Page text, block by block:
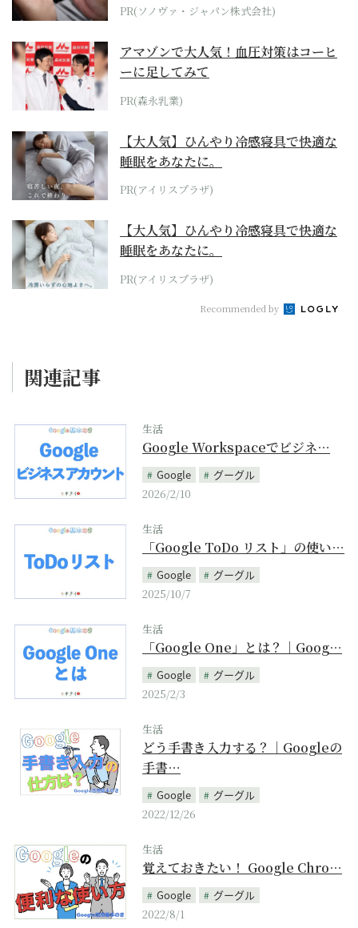
PR(ソノヴァ・ジャパン株式会社)
アマゾンで大人気！血圧対策はコーヒ
ーに足してみて
PR(森永乳業)
【大人気】ひんやり冷感寝具で快適な
睡眠をあなたに。
PR(アイリスプラザ)
【大人気】ひんやり冷感寝具で快適な
睡眠をあなたに。
PR(アイリスプラザ)
Recommended by
関連記事
生活
Google Workspaceでビジネ…
Google
グーグル
2026/2/10
生活
「Google ToDo リスト」の使い…
Google
グーグル
2025/10/7
生活
「Google One」とは？｜Goog…
Google
グーグル
2025/2/3
生活
どう手書き入力する？｜Googleの
手書…
Google
グーグル
2022/12/26
生活
覚えておきたい！ Google Chro…
Google
グーグル
2022/8/1